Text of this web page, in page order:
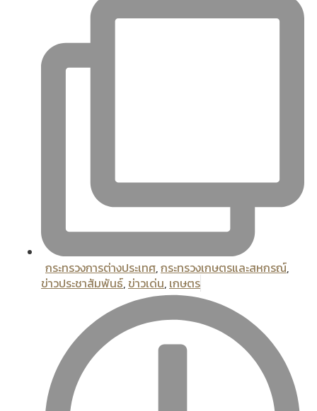
กระทรวงการต่างประเทศ,กระทรวงเกษตรและสหกรณ์,
ข่าวประชาสัมพันธ์, ข่าวเด่น, เกษตร